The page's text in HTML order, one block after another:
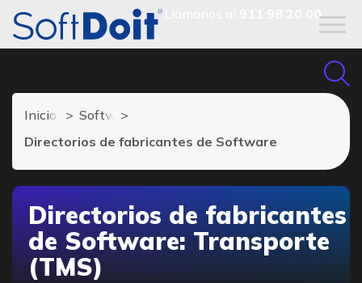
911 98 20 00
Inicio
Software de Transporte
Directorios de fabricantes de Software
Directorios de fabricantes
de Software: Transporte
(TMS)